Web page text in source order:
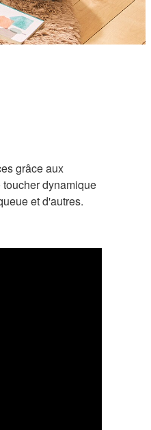
grâce aux
dynamique
et d'autres.